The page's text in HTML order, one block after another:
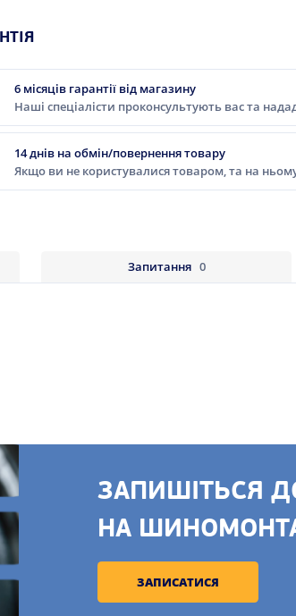
6 місяців гарантії від магазину
Наші спеціалісти проконсультують вас та
14 днів на обмін/повернення товару
Якщо ви не користувалися товаром, та на
Запитання 0
ЗАПИШІТЬСЯ
НА
ЗАПИСАТИСЯ